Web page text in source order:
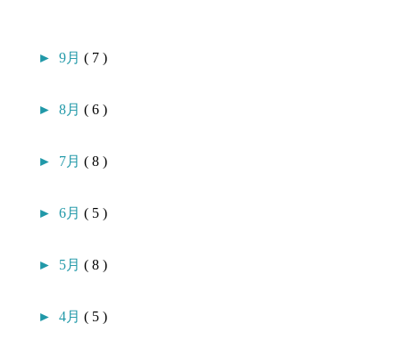
►9月( 7 )
►8月( 6 )
► 7月( 8 )
►6月( 5 )
► 5月( 8 )
►4月( 5 )